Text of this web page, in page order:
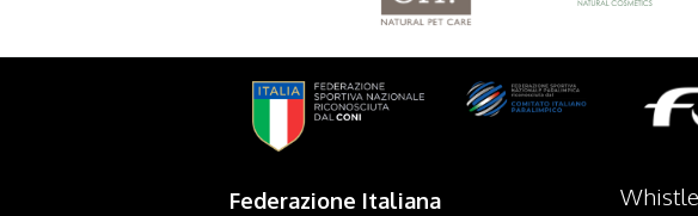
Federazione Italiana